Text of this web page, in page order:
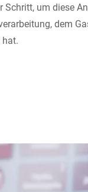
um diese
dem